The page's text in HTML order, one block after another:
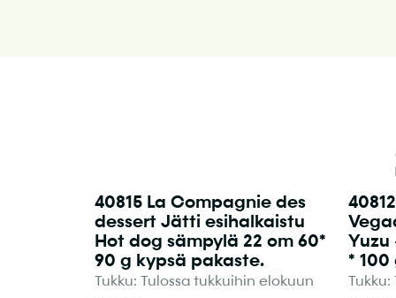
40815 La Compagnie des
dessert Jätti esihalkaistu
Hot dog sämpylä 22 cm 60*
90 g kypsä pakaste.
Tukku: Tulossa tukkuihin elokuun
Yuzu
*